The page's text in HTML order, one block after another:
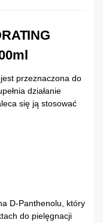
przeznaczona do
działanie
się ją stosować
D-Panthenolu, który
do pielęgnacji